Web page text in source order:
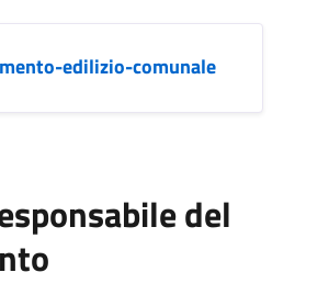
edilizio-comunale
del